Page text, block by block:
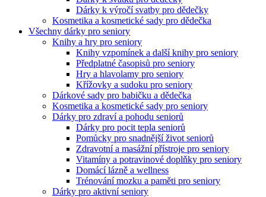
Dárky k výročí svatby pro dědečky
Kosmetika a kosmetické sady pro dědečka
Všechny dárky pro seniory
Knihy a hry pro seniory
Knihy vzpomínek a další knihy pro seniory
Předplatné časopisů pro seniory
Hry a hlavolamy pro seniory
Křížovky a sudoku pro seniory
Dárkové sady pro babičku a dědečka
Kosmetika a kosmetické sady pro seniory
Dárky pro zdraví a pohodu seniorů
Dárky pro pocit tepla seniorů
Pomůcky pro snadnější život seniorů
Zdravotní a masážní přístroje pro seniory
Vitamíny a potravinové doplňky pro seniory
Domácí lázně a wellness
Trénování mozku a paměti pro seniory
Dárky pro aktivní seniory